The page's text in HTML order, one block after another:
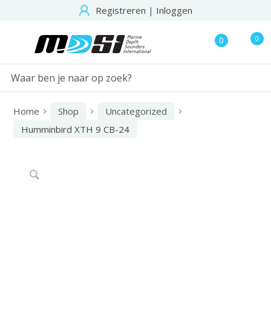
Registreren | Inloggen
0 0
Home Shop
Uncategorized
Humminbird XTH 9 CB-24